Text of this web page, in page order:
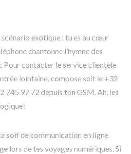
exotique : tu es au cœur
chantonne l’hymne des
Pour contacter le service clientèle
lointaine, compose soit le +32
745 97 72 depuis ton GSM. Ah, les
soif de communication en ligne
lors de tes voyages numériques. Si